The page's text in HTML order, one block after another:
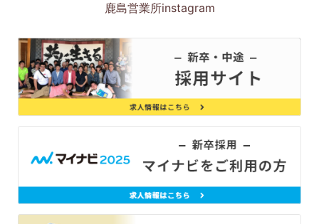
鹿島営業所instagram